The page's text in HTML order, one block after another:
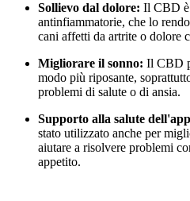
Sollievo dal dolore: Il CBD è
antinfiammatorie, che lo
cani affetti da artrite o dolore
Migliorare il sonno: Il CBD
modo più riposante,
problemi di salute o di ansia.
Supporto alla salute
stato utilizzato anche per
aiutare a risolvere problemi
appetito.